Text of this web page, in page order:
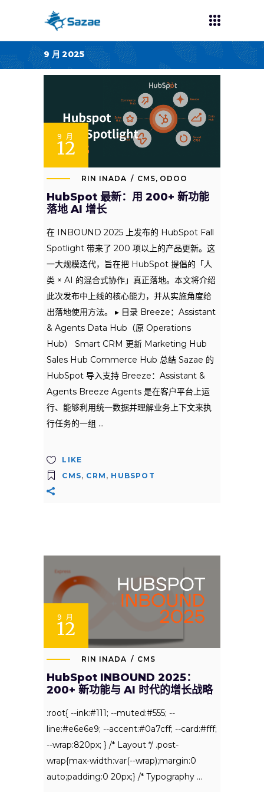
9 月 2025
9 月
12
RIN INADA CMS, ODOO
HubSpot 最新：用 200+ 新功能
落地 AI 增长
在 INBOUND 2025 上发布的 HubSpot Fall
Spotlight 带来了 200 项以上的产品更新。这
一大规模迭代，旨在把 HubSpot 提倡的「人
类 × AI 的混合式协作」真正落地。本文将介绍
此次发布中上线的核心能力，并从实施角度给
出落地使用方法。 ▸ 目录 Breeze：Assistant
& Agents Data Hub（原 Operations
Hub） Smart CRM 更新 Marketing Hub
Sales Hub Commerce Hub 总结 Sazae 的
HubSpot 导入支持 Breeze：Assistant &
Agents Breeze Agents 是在客户平台上运
行、能够利用统一数据并理解业务上下文来执
行任务的一组
LIKE
CMS, CRM , HUBSPOT
9 月
12
RIN INADA CMS
HubSpot INBOUND 2025：
200+ 新功能与 AI 时代的增长战略
:root{ --ink:#111; --muted:#555; --
line:#e6e6e9; --accent:#0a7cff; --card:#fff;
--wrap:820px; } /* Layout */ .post-
wrap{max-width:var(--wrap);margin:0
auto;padding:0 20px;} /* Typography